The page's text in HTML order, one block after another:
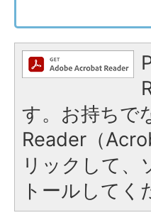
す。お持ちで
Reader（
リックして、
トールしてく